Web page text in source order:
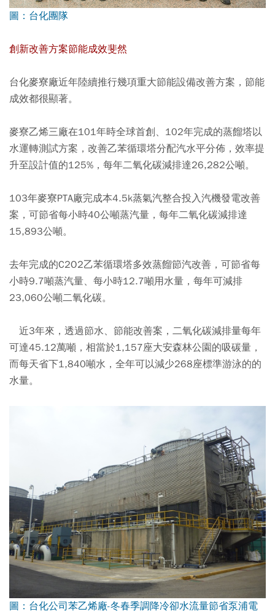
圖：台化團隊
創新改善方案節能成效斐然
台化麥寮廠近年陸續推行幾項重大節能設備改善方案，節能
成效都很顯著。
麥寮乙烯三廠在101年時全球首創、102年完成的蒸餾塔以
水運轉測試方案，改善乙苯循環塔分配汽水平分佈，效率提
升至設計值的125%，每年二氧化碳減排達26,282公噸。
103年麥寮PTA廠完成本4.5k蒸氣汽整合投入汽機發電改善
案，可節省每小時40公噸蒸汽量，每年二氧化碳減排達
15,893公噸。
去年完成的C2O2乙苯循環塔多效蒸餾節汽改善，可節省每
小時9.7噸蒸汽量、每小時12.7噸用水量，每年可減排
23,060公噸二氧化碳。
近3年來，透過節水、節能改善案，二氧化碳減排量每年
可達45.12萬噸，相當於1,157座大安森林公園的吸碳量，
而每天省下1,840噸水，全年可以減少268座標準游泳的的
水量。
圖：台化公司苯乙烯廠-冬春季調降冷卻水流量節省泵浦電